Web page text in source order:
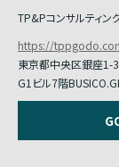
TP&Pコンサルティン
https://
東京都中央区銀座1-
G1ビル7階